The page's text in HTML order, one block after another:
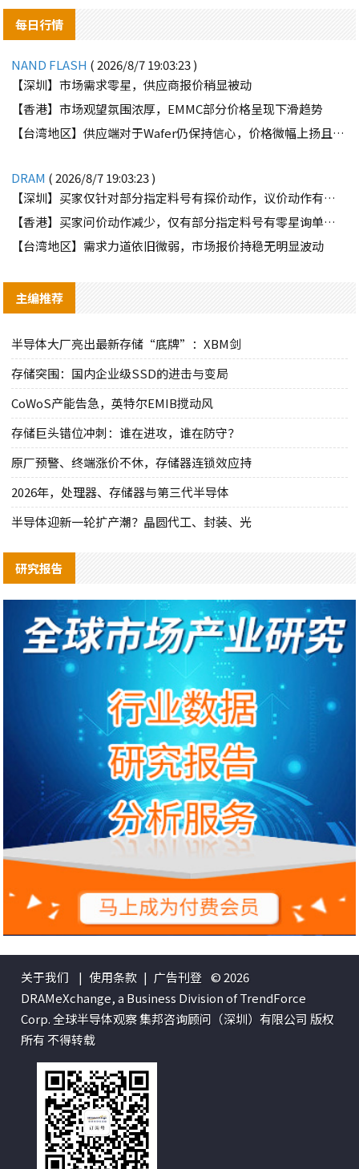
每日行情
NAND FLASH ( 2026/8/7 19:03:23 )
【深圳】市场需求零星，供应商报价稍显被动
【香港】市场观望氛围浓厚，EMMC部分价格呈现下滑趋势
【台湾地区】供应端对于Wafer仍保持信心，价格微幅上扬且惜售态度不变
DRAM ( 2026/8/7 19:03:23 )
【深圳】买家仅针对部分指定料号有探价动作，议价动作有所减少
【香港】买家问价动作减少，仅有部分指定料号有零星询单动作
【台湾地区】需求力道依旧微弱，市场报价持稳无明显波动
主编推荐
半导体大厂亮出最新存储“底牌”：XBM剑
存储突围：国内企业级SSD的进击与变局
CoWoS产能告急，英特尔EMIB搅动风
存储巨头错位冲刺：谁在进攻，谁在防守？
原厂预警、终端涨价不休，存储器连锁效应持
2026年，处理器、存储器与第三代半导体
半导体迎新一轮扩产潮？晶圆代工、封装、光
研究报告
关于我们 | 使用条款 | 广告刊登 © 2026
DRAMeXchange, a Business Division of TrendForce
Corp. 全球半导体观察 集邦咨询顾问（深圳）有限公司 版权
所有 不得转载